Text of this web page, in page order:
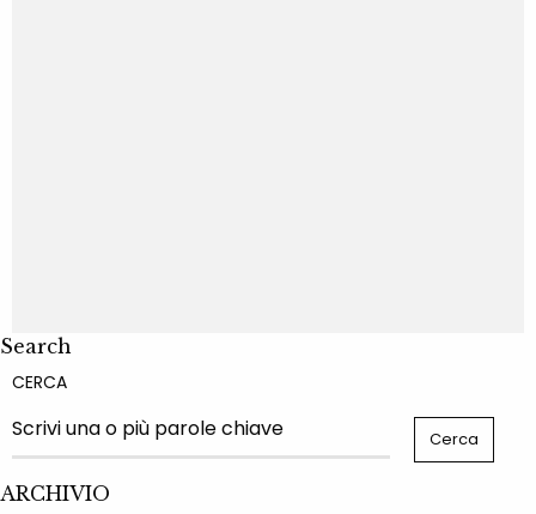
Search
CERCA
ARCHIVIO